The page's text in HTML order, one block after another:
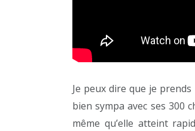
Je peux dire que je prends
bien sympa avec ses 300
même qu’elle atteint